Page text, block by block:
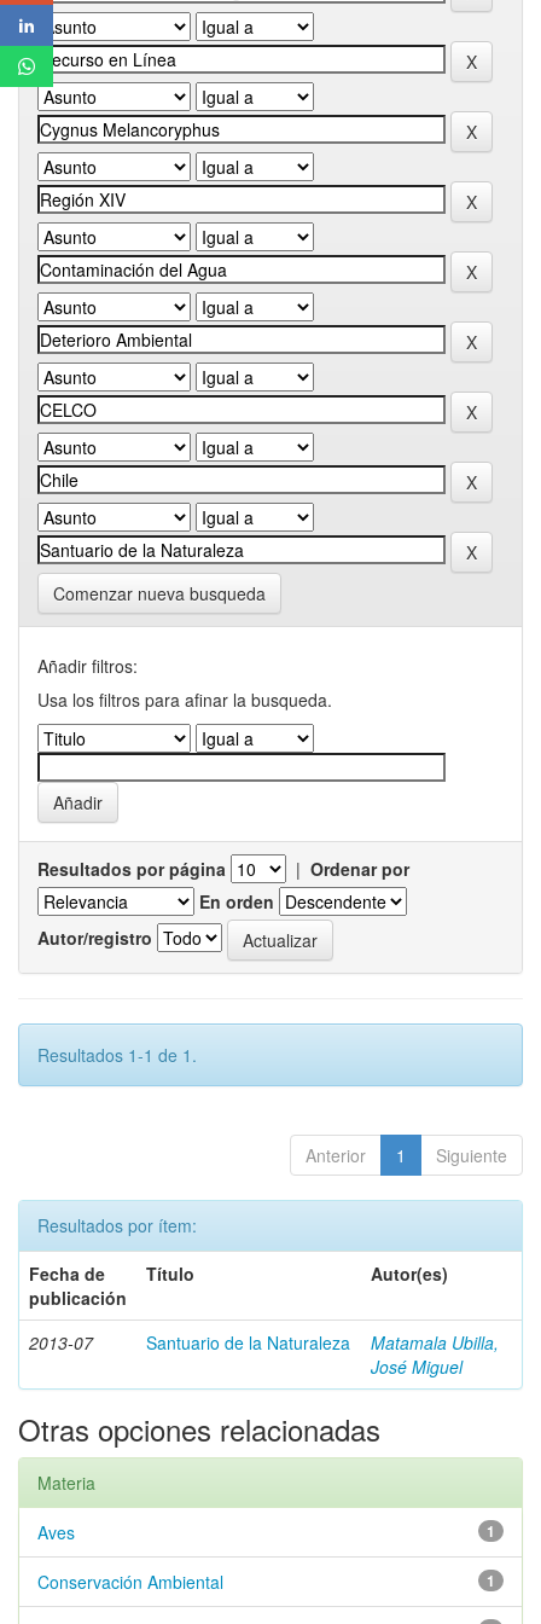
Comenzar nueva busqueda
Añadir filtros:
Usa los filtros para afinar la busqueda.
Resultados por página | Ordenar por
En orden
Autor/registro
Resultados 1-1 de 1.
Anterior 1 Siguiente
Resultados por ítem:
Fecha de
publicación
Título Autor(es)
2013-07 Santuario de la Naturaleza
Matamala Ubilla,
José Miguel
Otras opciones relacionadas
Materia
1
Aves
1
Conservación Ambiental